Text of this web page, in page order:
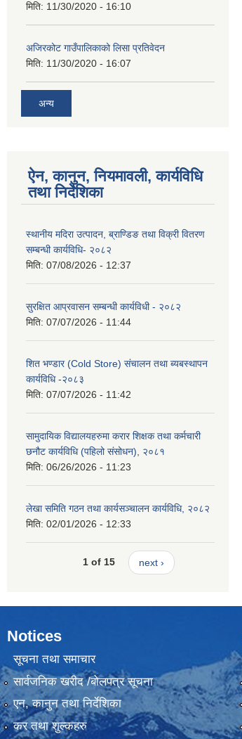
मिति: 11/30/2020 - 16:10
अजिरकोट गाउँपालिकाको लिसा प्रतिवेदन
मिति: 11/30/2020 - 16:07
अन्य
ऐन, कानुन, नियमावली, कार्यविधि
तथा निर्देशिका
स्थानीय मदिरा उत्पादन, ब्राण्डिङ तथा विक्री वितरण
सम्बन्धी कार्यविधि- २०८२
मिति: 07/08/2026 - 12:37
सुरक्षित आप्रवासन सम्बन्धी कार्यविधी - २०८२
मिति: 07/07/2026 - 11:44
शित भण्डार (Cold Store) संचालन तथा ब्यबस्थापन
कार्यविधि -२०८३
मिति: 07/07/2026 - 11:42
सामुदायिक विद्यालयहरुमा करार शिक्षक तथा कर्मचारी
छनौट कार्यविधि (पहिलो संसोधन), २०८१
मिति: 06/26/2026 - 11:23
लेखा समिति गठन तथा कार्यसञ्चालन कार्यविधि, २०८२
मिति: 02/01/2026 - 12:33
1 of 15 next ›
Notices
सूचना तथा समाचार
सार्वजनिक खरीद /बोलपत्र सूचना
एन, कानुन तथा निर्देशिका
कर तथा शुल्कहरु